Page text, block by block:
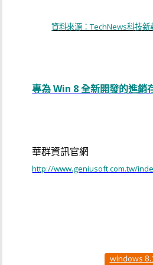
資料來源：TechNews科技新
專為 Win 8 全新開發的進銷
華群資訊官網
http://www.geniusoft.com.tw/
windows